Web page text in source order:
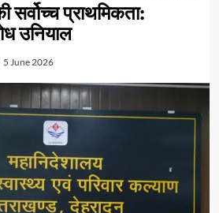
सर्वोच्च प्राथमिकता:
उनियाल
5 June 2026